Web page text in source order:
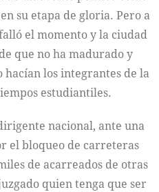
su etapa de gloria. Pero a
el momento y la ciudad
que no ha madurado y
hacían los integrantes de la
estudiantiles.
nacional, ante una
el bloqueo de carreteras
de acarreados de otras
quien tenga que ser